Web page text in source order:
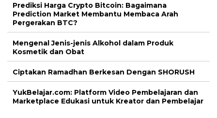
Prediksi Harga Crypto Bitcoin: Bagaimana
Prediction Market Membantu Membaca Arah
Pergerakan BTC?
Mengenal Jenis-jenis Alkohol dalam Produk
Kosmetik dan Obat
Ciptakan Ramadhan Berkesan Dengan SHORUSH
YukBelajar.com: Platform Video Pembelajaran dan
Marketplace Edukasi untuk Kreator dan Pembelajar